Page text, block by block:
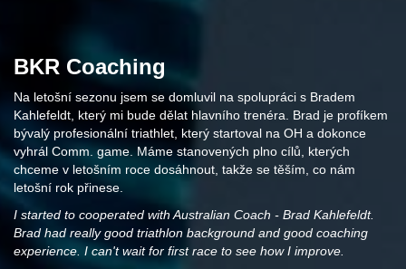
BKR Coaching
Na letošní sezonu jsem se domluvil na spolupráci s Bradem
Kahlefeldt, který mi bude dělat hlavního trenéra. Brad je profíkem
bývalý profesionální triathlet, který startoval na OH a dokonce
vyhrál Comm. game. Máme stanovených plno cílů, kterých
chceme v letošním roce dosáhnout, takže se těším, co nám
letošní rok přinese.
I started to cooperated with Australian Coach - Brad Kahlefeldt.
Brad had really good triathlon background and good coaching
experience. I can't wait for first race to see how I improve.